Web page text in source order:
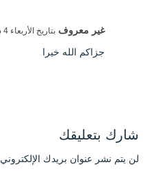
غير معروف بتاريخ الأربعاء 4 شعبان 1445هـ 14-2-2024م - 6:47 ص
جزاكم الله خيرا
شارك بتعليقك
لن يتم نشر عنوان بريدك الإلكتروني.